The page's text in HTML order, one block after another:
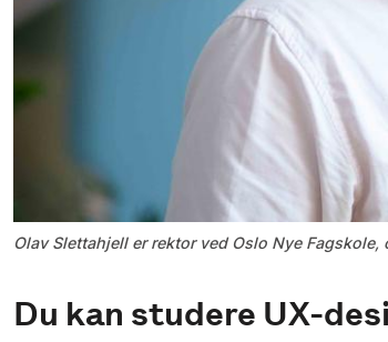
Olav Slettahjell er rektor ved Oslo Nye
Du kan studere UX-